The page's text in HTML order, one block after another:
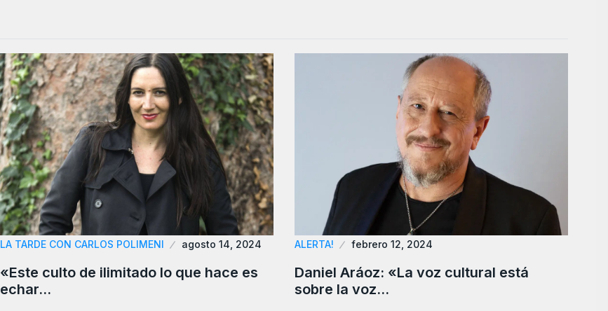
LA TARDE CON CARLOS POLIMENI agosto 14, 2024
«Este culto de ilimitado lo que hace es
echar…
ALERTA! febrero 12, 2024
Daniel Aráoz: «La voz cultural está
sobre la voz…